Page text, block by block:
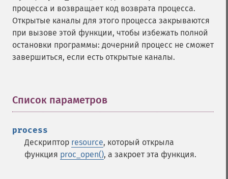
процесса и возвращает код возврата процесса.
Открытые каналы для этого процесса закрываются
при вызове этой функции, чтобы избежать полной
остановки программы: дочерний процесс не сможет
завершиться, если есть открытые каналы.
Список параметров
process
Дескриптор resource, который открыла
функция proc_open(), а закроет эта функция.